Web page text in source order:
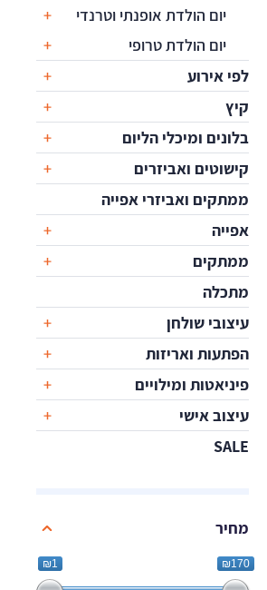
יום הולדת אופנתי וטרנדי
יום הולדת טרופי
לפי אירוע
קיץ
בלונים ומיכלי הליום
קישוטים ואביזרים
ממתקים ואביזרי אפייה
אפייה
ממתקים
מתכלה
עיצובי שולחן
הפתעות ואריזות
פיניאטות ומילויים
עיצוב אישי
SALE
מחיר
₪1 ₪170